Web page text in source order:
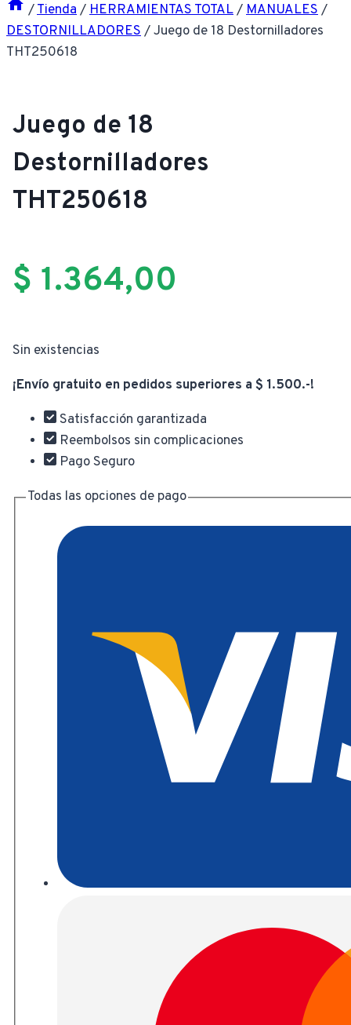
/Tienda/HERRAMIENTAS TOTAL/MANUALES/
DESTORNILLADORES/Juego de 18 Destornilladores
THT250618
Juego de 18
Destornilladores
THT250618
$ 1.364,00
Sin existencias
¡Envío gratuito en pedidos superiores a $ 1.500.-!
Satisfacción garantizada
Reembolsos sin complicaciones
Pago Seguro
Todas las opciones de pago